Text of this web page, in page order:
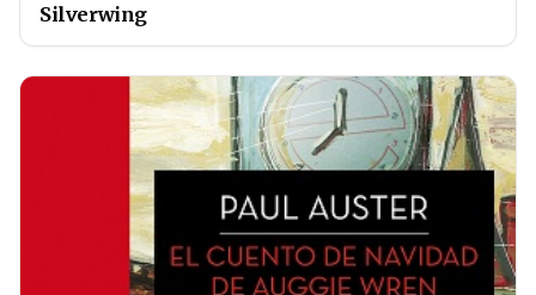
Silverwing